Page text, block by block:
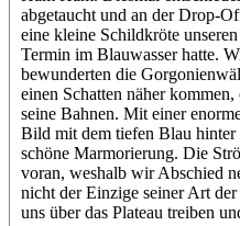
abgetaucht und an der Drop-
eine kleine Schildkröte
Termin im Blauwasser hatte.
bewunderten die
einen Schatten näher
seine Bahnen. Mit einer
Bild mit dem tiefen Blau
schöne Marmorierung. Die
voran, weshalb wir Abschied
nicht der Einzige seiner Art
uns über das Plateau treiben